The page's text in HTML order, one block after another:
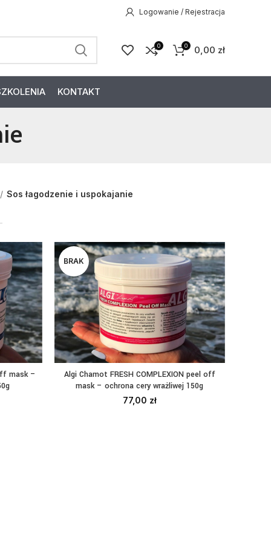
Logowanie / Rejestracja
0 0 0,00 zł
KONTAKT
Sos łagodzenie i uspokajanie
mask –
BRAK
CZYTAJ DALEJ
Algi Chamot FRESH COMPLEXION peel off
mask – ochrona cery wrażliwej 150g
77,00 zł